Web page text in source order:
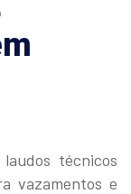
técnicos
vazamentos e